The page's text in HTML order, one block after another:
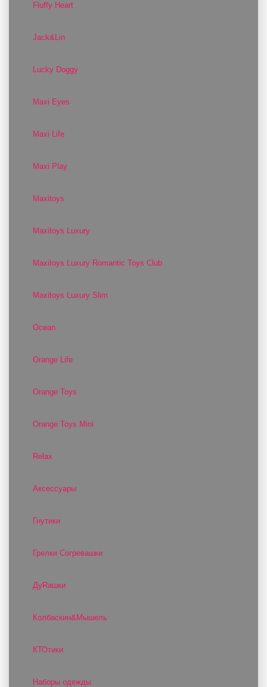
Fluffy Heart
Jack&Lin
Lucky Doggy
Maxi Eyes
Maxi Life
Maxi Play
Maxitoys
Maxitoys Luxury
Maxitoys Luxury Romantic Toys Club
Maxitoys Luxury Slim
Ocean
Orange Life
Orange Toys
Orange Toys Mini
Relax
Аксессуары
Гнутики
Грелки Согревашки
ДуRашки
Колбаскин&Мышель
КТОтики
Наборы одежды